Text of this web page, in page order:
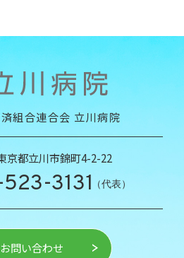
組合連合会 立川病院
京都立川市錦町4-2-22
3131 （代表）
お問い合わせ